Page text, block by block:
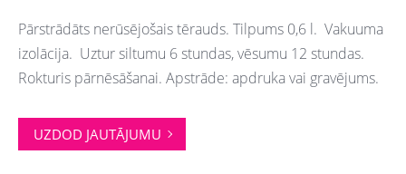
Pārstrādāts nerūsējošais tērauds. Tilpums 0,6 l. Vakuuma
izolācija. Uztur siltumu 6 stundas, vēsumu 12 stundas.
Rokturis pārnēsāšanai. Apstrāde: apdruka vai gravējums.
UZDOD JAUTĀJUMU